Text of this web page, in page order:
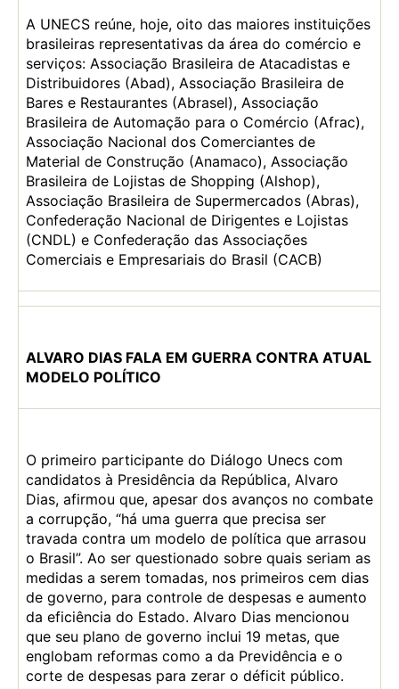
A UNECS reúne, hoje, oito das maiores instituições
brasileiras representativas da área do comércio e
serviços: Associação Brasileira de Atacadistas e
Distribuidores (Abad), Associação Brasileira de
Bares e Restaurantes (Abrasel), Associação
Brasileira de Automação para o Comércio (Afrac),
Associação Nacional dos Comerciantes de
Material de Construção (Anamaco), Associação
Brasileira de Lojistas de Shopping (Alshop),
Associação Brasileira de Supermercados (Abras),
Confederação Nacional de Dirigentes e Lojistas
(CNDL) e Confederação das Associações
Comerciais e Empresariais do Brasil (CACB)
ALVARO DIAS FALA EM GUERRA CONTRA ATUAL
MODELO POLÍTICO
O primeiro participante do Diálogo Unecs com
candidatos à Presidência da República, Alvaro
Dias, afirmou que, apesar dos avanços no combate
a corrupção, “há uma guerra que precisa ser
travada contra um modelo de política que arrasou
o Brasil”. Ao ser questionado sobre quais seriam as
medidas a serem tomadas, nos primeiros cem dias
de governo, para controle de despesas e aumento
da eficiência do Estado. Alvaro Dias mencionou
que seu plano de governo inclui 19 metas, que
englobam reformas como a da Previdência e o
corte de despesas para zerar o déficit público.